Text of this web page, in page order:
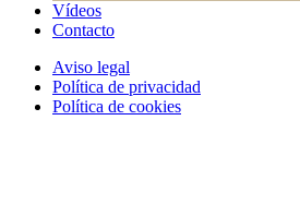
Vídeos
Contacto
Aviso legal
Política de privacidad
Política de cookies